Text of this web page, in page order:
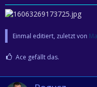
Einmal editiert, zuletzt von
Ace gefällt das.